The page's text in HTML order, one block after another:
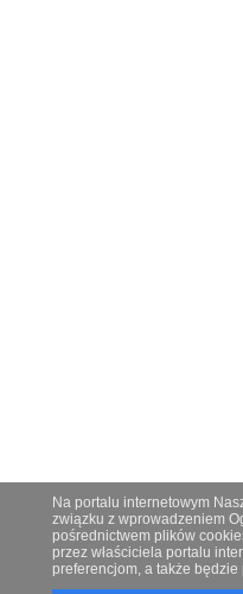
Na portalu internetowym
związku z wprowadzeniem
pośrednictwem plików
przez właściciela portalu
preferencjom, a także